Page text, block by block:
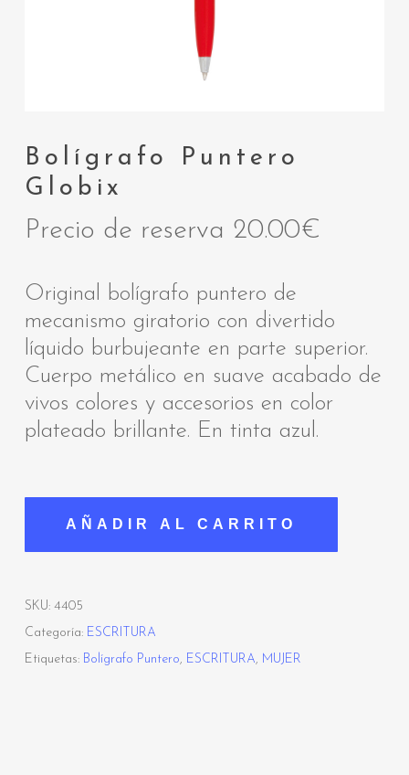
Bolígrafo Puntero
Globix
Precio de reserva 20.00€
Original bolígrafo puntero de
mecanismo giratorio con divertido
líquido burbujeante en parte superior.
Cuerpo metálico en suave acabado de
vivos colores y accesorios en color
plateado brillante. En tinta azul.
AÑADIR AL CARRITO
SKU: 4405
Categoría: ESCRITURA
Etiquetas: Bolígrafo Puntero, ESCRITURA, MUJER